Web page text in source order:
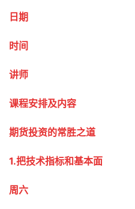
日期
时间
讲师
课程安排及内容
期货投资的常胜之道
1.把技术指标和基本面
周六